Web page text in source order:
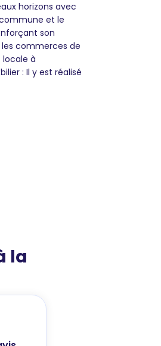
horizons avec
et le
son
commerces de
à
: Il y est réalisé
la